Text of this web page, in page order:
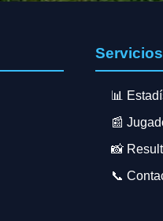
Servicios
📊
📰
📸
📞